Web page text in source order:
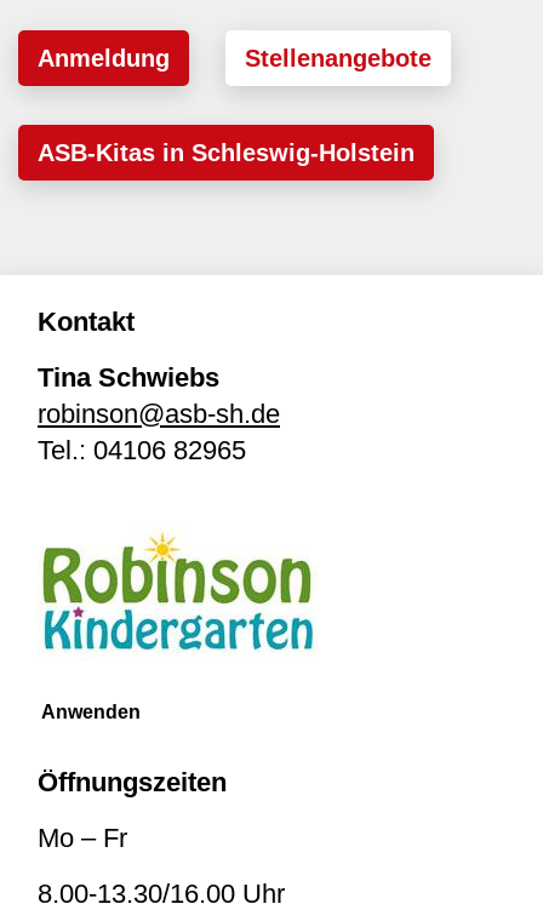
Anmeldung Stellenangebote
ASB-Kitas in Schleswig-Holstein
Kontakt
Tina Schwiebs
robinson@asb-sh.de
Tel.: 04106 82965
Öffnungszeiten
Mo – Fr
8.00-13.30/16.00 Uhr